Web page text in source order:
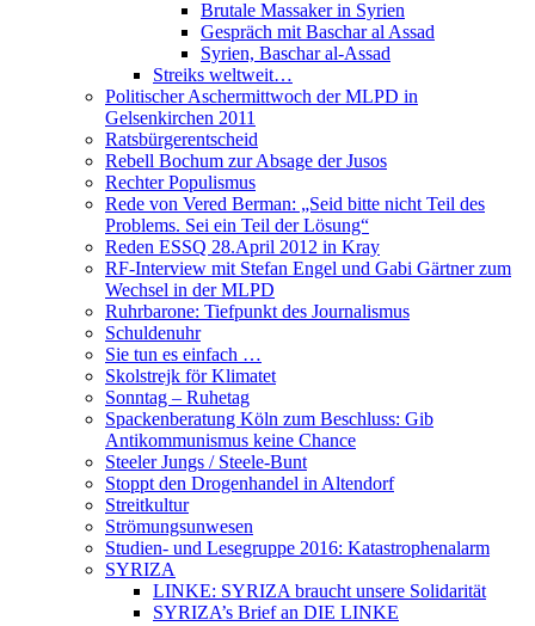
Brutale Massaker in Syrien
Gespräch mit Baschar al Assad
Syrien, Baschar al-Assad
Streiks weltweit…
Politischer Aschermittwoch der MLPD in
Gelsenkirchen 2011
Ratsbürgerentscheid
Rebell Bochum zur Absage der Jusos
Rechter Populismus
Rede von Vered Berman: „Seid bitte nicht Teil des
Problems. Sei ein Teil der Lösung“
Reden ESSQ 28.April 2012 in Kray
RF-Interview mit Stefan Engel und Gabi Gärtner zum
Wechsel in der MLPD
Ruhrbarone: Tiefpunkt des Journalismus
Schuldenuhr
Sie tun es einfach …
Skolstrejk för Klimatet
Sonntag – Ruhetag
Spackenberatung Köln zum Beschluss: Gib
Antikommunismus keine Chance
Steeler Jungs / Steele-Bunt
Stoppt den Drogenhandel in Altendorf
Streitkultur
Strömungsunwesen
Studien- und Lesegruppe 2016: Katastrophenalarm
SYRIZA
LINKE: SYRIZA braucht unsere Solidarität
SYRIZA’s Brief an DIE LINKE